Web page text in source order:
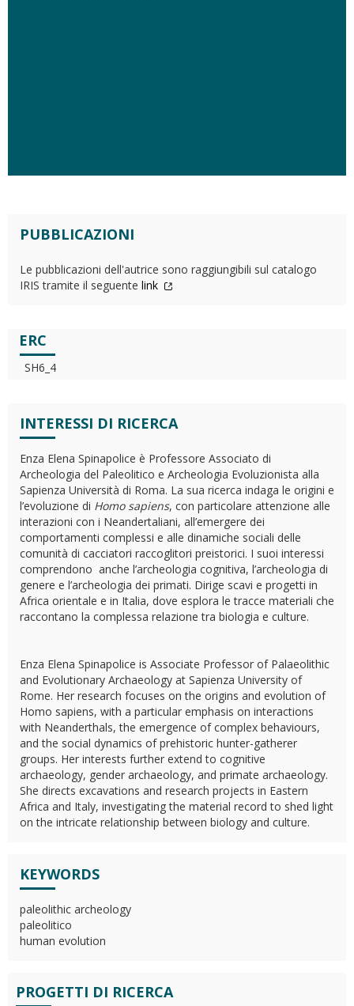
PUBBLICAZIONI
Le pubblicazioni dell'autrice sono raggiungibili sul catalogo
IRIS tramite il seguente link
ERC
SH6_4
INTERESSI DI RICERCA
Enza Elena Spinapolice è Professore Associato di
Archeologia del Paleolitico e Archeologia Evoluzionista alla
Sapienza Università di Roma. La sua ricerca indaga le origini e
l’evoluzione di Homo sapiens, con particolare attenzione alle
interazioni con i Neandertaliani, all’emergere dei
comportamenti complessi e alle dinamiche sociali delle
comunità di cacciatori raccoglitori preistorici. I suoi interessi
comprendono anche l’archeologia cognitiva, l’archeologia di
genere e l’archeologia dei primati. Dirige scavi e progetti in
Africa orientale e in Italia, dove esplora le tracce materiali che
raccontano la complessa relazione tra biologia e culture.
Enza Elena Spinapolice is Associate Professor of Palaeolithic
and Evolutionary Archaeology at Sapienza University of
Rome. Her research focuses on the origins and evolution of
Homo sapiens, with a particular emphasis on interactions
with Neanderthals, the emergence of complex behaviours,
and the social dynamics of prehistoric hunter-gatherer
groups. Her interests further extend to cognitive
archaeology, gender archaeology, and primate archaeology.
She directs excavations and research projects in Eastern
Africa and Italy, investigating the material record to shed light
on the intricate relationship between biology and culture.
KEYWORDS
paleolithic archeology
paleolitico
human evolution
PROGETTI DI RICERCA